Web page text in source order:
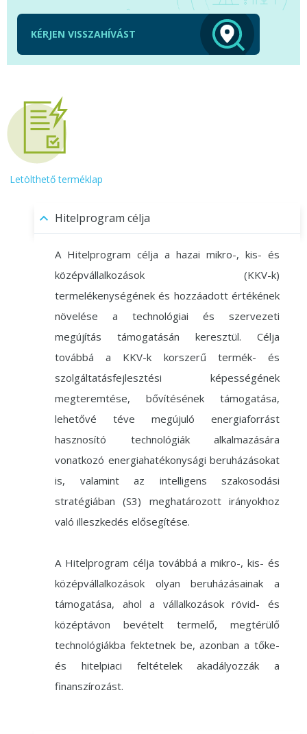
KÉRJEN VISSZAHÍVÁST
Letölthető terméklap
Hitelprogram célja
A Hitelprogram célja a hazai mikro-, kis- és
középvállalkozások (KKV-k)
termelékenységének és hozzáadott értékének
növelése a technológiai és szervezeti
megújítás támogatásán keresztül. Célja
továbbá a KKV-k korszerű termék- és
szolgáltatásfejlesztési képességének
megteremtése, bővítésének támogatása,
lehetővé téve megújuló energiaforrást
hasznosító technológiák alkalmazására
vonatkozó energiahatékonysági beruházásokat
is, valamint az intelligens szakosodási
stratégiában (S3) meghatározott irányokhoz
való illeszkedés elősegítése.
A Hitelprogram célja továbbá a mikro-, kis- és
középvállalkozások olyan beruházásainak a
támogatása, ahol a vállalkozások rövid- és
középtávon bevételt termelő, megtérülő
technológiákba fektetnek be, azonban a tőke-
és hitelpiaci feltételek akadályozzák a
finanszírozást.